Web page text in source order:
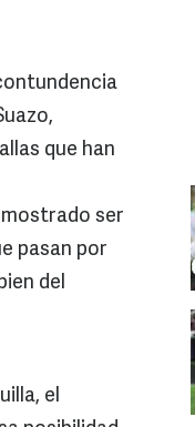
que han
ser
pasan por
del
el